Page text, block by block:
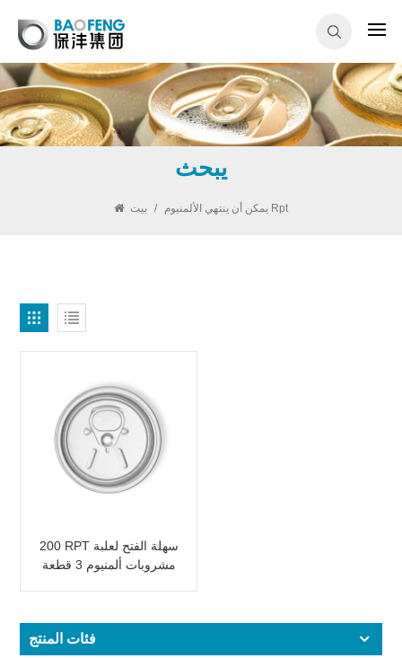
يبحث
/ يمكن أن ينتهي الألمنيوم Rpt
200 RPT سهلة الفتح لعلبة
مشروبات ألمنيوم 3 قطعة
فئات المنتج